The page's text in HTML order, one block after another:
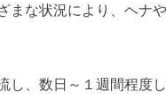
まな状況により、ヘナ
し、数日～１週間程度